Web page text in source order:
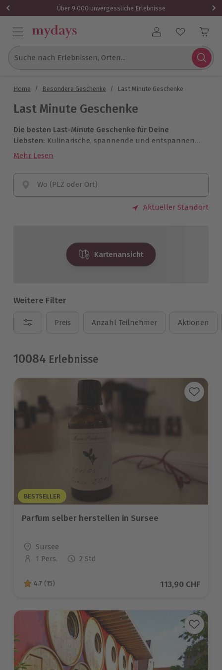
Über 9.000 unvergessliche Erlebnisse
Benutzerkonto
Suche nach Erlebnissen, Orten...
Home / Besondere Geschenke / Last Minute Geschenke
Last Minute Geschenke
Die besten Last-Minute Geschenke für Deine
Liebsten: Kulinarische, spannende und entspannende
Tipps für jeden Anlass! Mit mydays druckst Du Dein
bekommst es in ein bis zwei Werktagen im bequem
nach Hause!
Mehr Lesen
Wo (PLZ oder Ort)
Aktueller Standort
Kartenansicht
Weitere Filter
Preis Anzahl Teilnehmer Aktionen
10084 Erlebnisse
BESTSELLER
Parfum selber herstellen in Sursee
Standort
Sursee
Anzahl der Teilnehmer
1 Pers. 2 Std
4.7 von 5 Sternen basierend auf 15 Bewertungen
4.7 (15) Aktueller Preis
113,90 CHF